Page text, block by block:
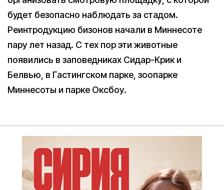
будет безопасно наблюдать за стадом.
Реинтродукцию бизонов начали в Миннесоте
пару лет назад. С тех пор эти животные
появились в заповедниках Сидар-Крик и
Белвью, в Гастингском парке, зоопарке
Миннесоты и парке Оксбоу.